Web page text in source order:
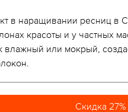
в наращивании ресниц в
красоты и у частных
влажный или мокрый,
Скидка 27%